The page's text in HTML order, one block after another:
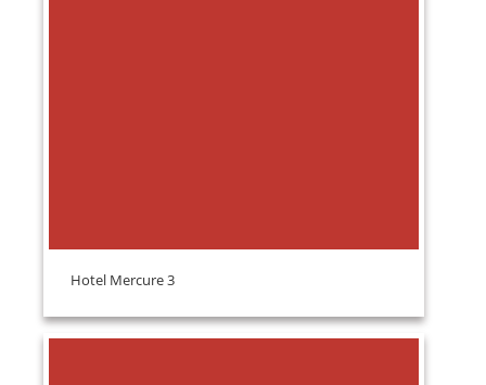
Hotel Mercure 3